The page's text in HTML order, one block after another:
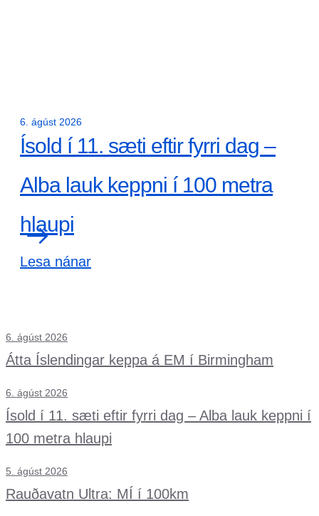
6. ágúst 2026
Ísold í 11. sæti eftir fyrri dag –
Alba lauk keppni í 100 metra
hlaupi
Lesa nánar
6. ágúst 2026
Átta Íslendingar keppa á EM í Birmingham
6. ágúst 2026
Ísold í 11. sæti eftir fyrri dag – Alba lauk keppni í
100 metra hlaupi
5. ágúst 2026
Rauðavatn Ultra: MÍ í 100km